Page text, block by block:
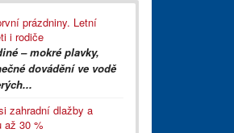
prázdniny. Letní
i rodiče
– mokré plavky,
dovádění ve vodě
zahradní dlažby a
až 30 %